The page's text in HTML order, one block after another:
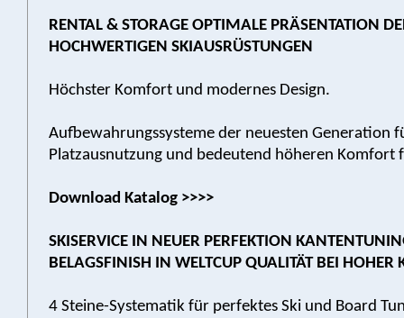
RENTAL & STORAGE OPTIMALE PRÄSENTATION
HOCHWERTIGEN SKIAUSRÜSTUNGEN
Höchster Komfort und modernes Design.
Aufbewahrungssysteme der neuesten Generation
Platzausnutzung und bedeutend höheren Komfort
Download Katalog >>>>
SKISERVICE IN NEUER PERFEKTION
BELAGSFINISH IN WELTCUP QUALITÄT BEI HOHER
4 Steine-Systematik für perfektes Ski und Board